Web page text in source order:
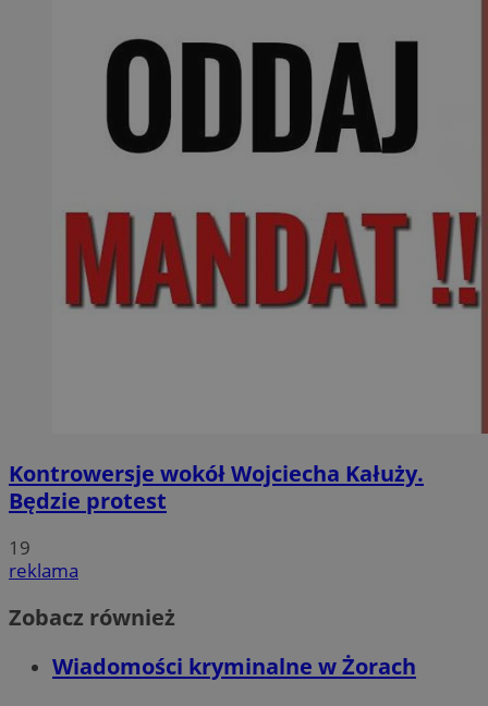
Kontrowersje wokół Wojciecha Kałuży.
Będzie protest
19
reklama
Zobacz również
Wiadomości kryminalne w Żorach